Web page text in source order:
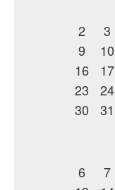
2
3
9
10
16
17
23
24
30
31
6
7